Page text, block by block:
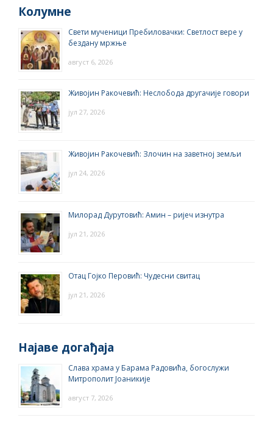
Колумне
Свети мученици Пребиловачки: Светлост вере у
бездану мржње
август 6, 2026
Живојин Ракочевић: Неслобода другачије говори
јул 27, 2026
Живојин Ракочевић: Злочин на заветној земљи
јул 24, 2026
Милорад Дурутовић: Амин – ријеч изнутра
јул 21, 2026
Отац Гојко Перовић: Чудесни свитац
јул 21, 2026
Најаве догађаја
Слава храма у Барама Радовића, богослужи
Митрополит Јоаникије
август 7, 2026